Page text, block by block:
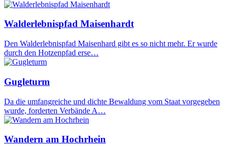
Walderlebnispfad Maisenhardt
Den Walderlebnispfad Maisenhard gibt es so nicht mehr. Er wurde
durch den Hotzenpfad erse…
Gugleturm
Da die umfangreiche und dichte Bewaldung vom Staat vorgegeben
wurde, forderten Verbände A…
Wandern am Hochrhein